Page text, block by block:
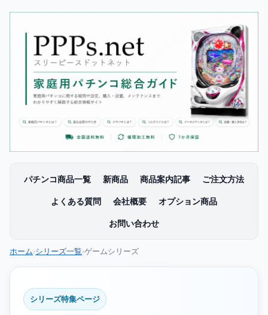
パチンコ商品一覧 新商品 商品案内記事
ご注文方法
よくある質問
会社概要
オプション商品
お問い合わせ
ホーム シリーズ一覧 ゲームシリーズ
シリーズ特集ページ